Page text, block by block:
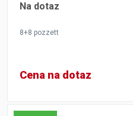
Na dotaz
8+8 pozzett
Cena na dotaz